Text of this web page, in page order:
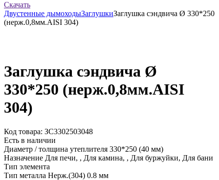
Скачать
Двустенные дымоходыЗаглушкиЗаглушка сэндвича Ø 330*250
(нерж.0,8мм.AISI 304)
Заглушка сэндвича Ø
330*250 (нерж.0,8мм.AISI
304)
Код товара: ЗС3302503048
Есть в наличии
Диаметр / толщина утеплителя 330*250 (40 мм)
Назначение Для печи, , Для камина, , Для буржуйки, Для бани
Тип элемента
Тип металла Нерж.(304) 0.8 мм